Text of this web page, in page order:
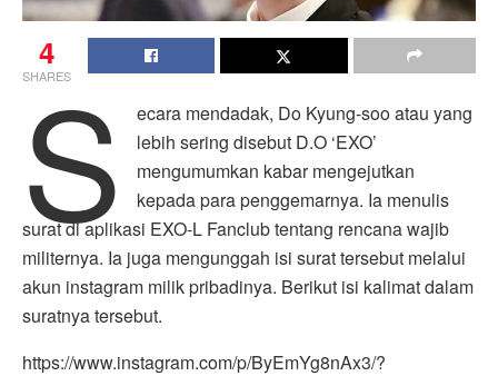
4
SHARES
S
ecara mendadak, Do Kyung-soo atau yang
lebih sering disebut D.O ‘EXO’
mengumumkan kabar mengejutkan
kepada para penggemarnya. Ia menulis
surat di aplikasi EXO-L Fanclub tentang rencana wajib
militernya. Ia juga mengunggah isi surat tersebut melalui
akun instagram milik pribadinya. Berikut isi kalimat dalam
suratnya tersebut.
https://www.instagram.com/p/ByEmYg8nAx3/?